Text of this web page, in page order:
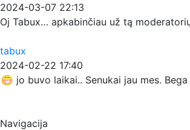
2024-03-07 22:13
Oj Tabux… apkabinčiau už tą
tabux
2024-02-22 17:40
jo buvo laikai.. Senukai jau mes.
Navigacija